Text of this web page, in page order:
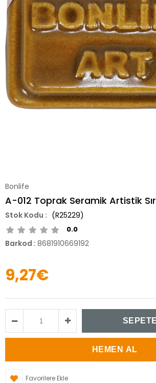
Bonlife
A-012 Toprak Seramik Artistik Sır
(R25229)
0.0
Barkod : 8681910669192
9,27€
Favorilere Ekle